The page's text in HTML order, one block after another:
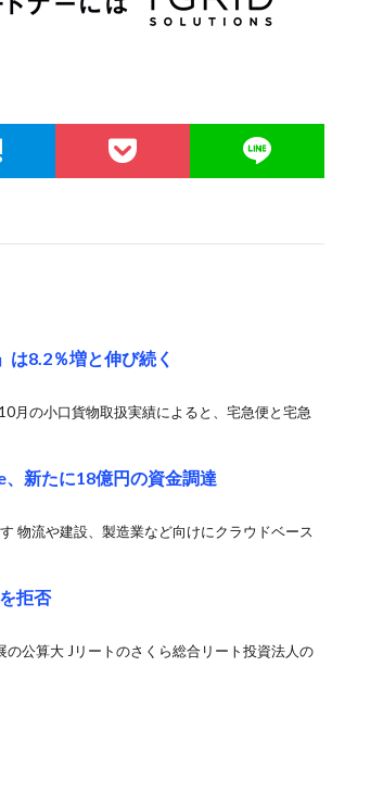
は8.2％増と伸び続く
月の小口貨物取扱実績によると、宅急便と宅急
新たに18億円の資金調達
物流や建設、製造業など向けにクラウドベース
拒否
の公算大 Jリートのさくら総合リート投資法人の